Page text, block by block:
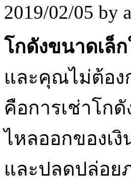
2019/02/05 by
โกดังขนาดเล็ก
และคุณไม่ต้อง
คือการเช่าโก
ไหลออกของเ
และปลดปล่อย